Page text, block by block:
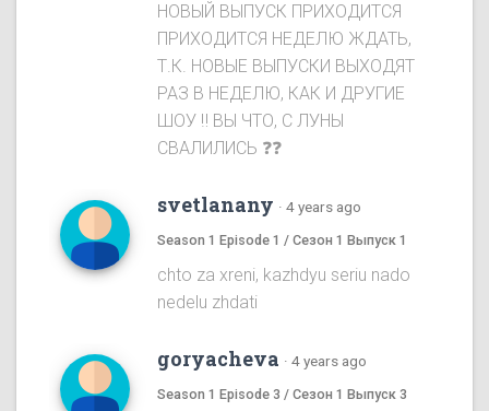
НОВЫЙ ВЫПУСК ПРИХОДИТСЯ
ПРИХОДИТСЯ НЕДЕЛЮ ЖДАТЬ,
Т.К. НОВЫЕ ВЫПУСКИ ВЫХОДЯТ
РАЗ В НЕДЕЛЮ, КАК И ДРУГИЕ
ШОУ ‼️ ВЫ ЧТО, С ЛУНЫ
СВАЛИЛИСЬ ❓❓
svetlanany · 4 years ago
Season 1 Episode 1 / Сезон 1 Выпуск 1
chto za xreni, kazhdyu seriu nado
nedelu zhdati
goryacheva · 4 years ago
Season 1 Episode 3 / Сезон 1 Выпуск 3